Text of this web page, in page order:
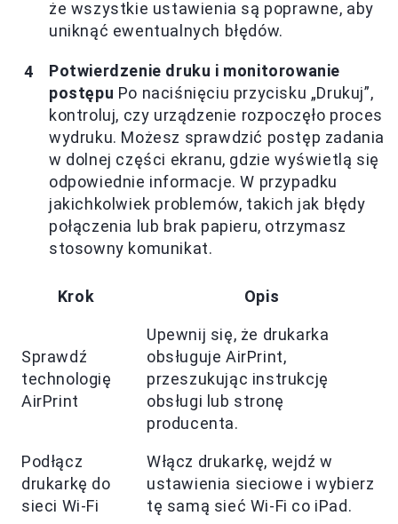
że wszystkie ustawienia są poprawne, aby
uniknąć ewentualnych błędów.
Potwierdzenie druku i monitorowanie
postępu Po naciśnięciu przycisku „Drukuj”,
kontroluj, czy urządzenie rozpoczęło proces
wydruku. Możesz sprawdzić postęp zadania
w dolnej części ekranu, gdzie wyświetlą się
odpowiednie informacje. W przypadku
jakichkolwiek problemów, takich jak błędy
połączenia lub brak papieru, otrzymasz
stosowny komunikat.
Krok Opis
Sprawdź
technologię
AirPrint
Upewnij się, że drukarka
obsługuje AirPrint,
przeszukując instrukcję
obsługi lub stronę
producenta.
Podłącz
drukarkę do
sieci Wi-Fi
Włącz drukarkę, wejdź w
ustawienia sieciowe i wybierz
tę samą sieć Wi-Fi co iPad.